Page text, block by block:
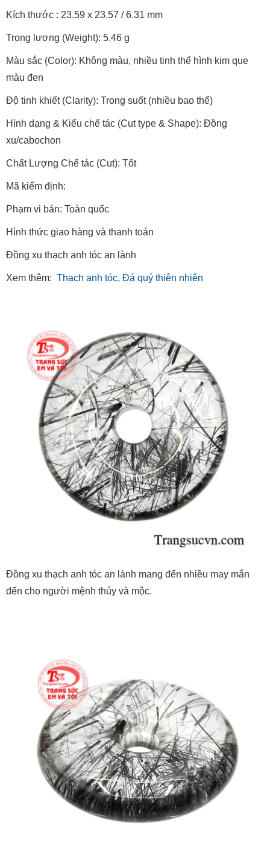
Kích thước : 23.59 x 23.57 / 6.31 mm
Trọng lượng (Weight): 5.46 g
Màu sắc (Color): Không màu, nhiều tinh thể hình kim que
màu đen
Độ tinh khiết (Clarity): Trong suốt (nhiều bao thể)
Hình dạng & Kiểu chế tác (Cut type & Shape): Đồng
xu/cabochon
Chất Lượng Chế tác (Cut): Tốt
Mã kiểm định:
Phạm vi bán: Toàn quốc
Hình thức giao hàng và thanh toán
Đồng xu thạch anh tóc an lành
Xem thêm: Thạch anh tóc, Đá quý thiên nhiên
Đồng xu thạch anh tóc an lành mang đến nhiều may mắn
đến cho người mệnh thủy và mộc.